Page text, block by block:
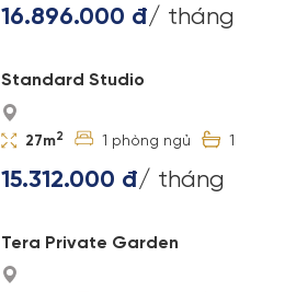
16.896.000 đ/ tháng
Standard Studio
27m2 1 1
15.312.000 đ/ tháng
Tera Private Garden